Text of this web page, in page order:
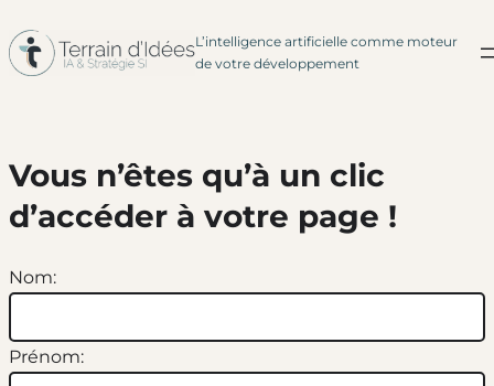
Aller
L’intelligence artificielle comme moteur
de votre développement
Vous n’êtes qu’à un clic
d’accéder à votre page !
Nom:
Prénom: